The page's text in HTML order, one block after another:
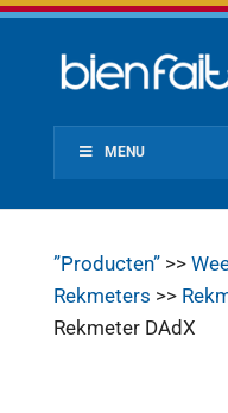
MENU
”Producten”>>
Rekmeters >>
Rekmeter DAdX